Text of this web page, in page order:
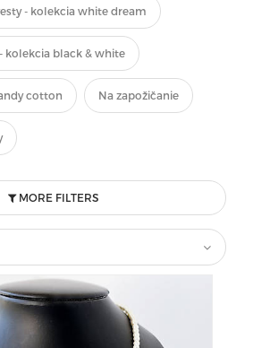
- kolekcia white dream
kolekcia black & white
cotton Na zapožičanie
MORE FILTERS